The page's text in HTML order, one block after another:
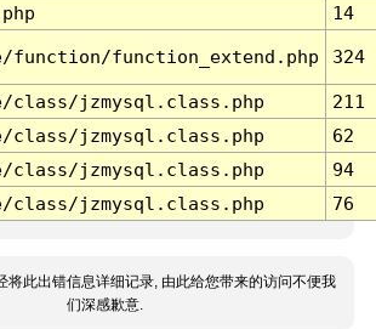
14
function/function_extend.php 324
class/jzmysql.class.php
211
class/jzmysql.class.php
62
class/jzmysql.class.php
94
class/jzmysql.class.php 76
将此出错信息详细记录, 由此给您带来的访问不便我
们深感歉意.